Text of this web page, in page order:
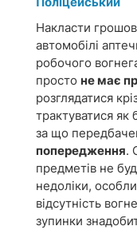
Накласти
автомобілі
робочого
просто не має
розглядатися
трактуватися
за що
попередження.
предметів не
недоліки,
відсутність
зупинки